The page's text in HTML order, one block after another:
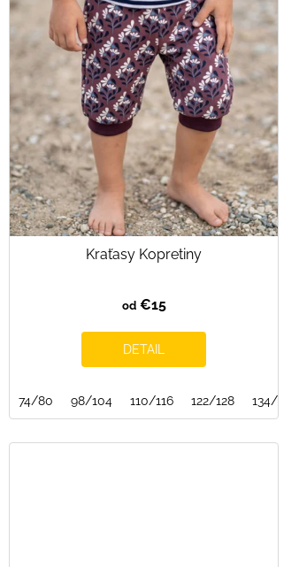
Kraťasy Kopretiny
od€15
DETAIL
74/80 98/104 110/116 122/128 134/140